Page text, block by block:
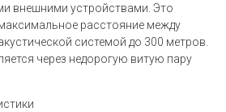
внешними устройствами. Это
расстояние между
системой до 300 метров.
через недорогую витую пару